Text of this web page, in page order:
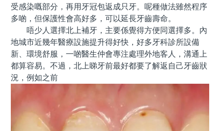
受感染嘅部分，再用牙冠包返成只牙。呢種做法雖然程序
多啲，但保護性會高好多，可以延長牙齒壽命。
唔少人選擇北上補牙，主要係覺得方便同選擇多。內
地城市近幾年醫療設施提升得好快，好多牙科診所設備
新、環境舒服，一啲醫生仲會專注處理外地客人，溝通上
都算容易。不過，北上睇牙前最好都要了解返自己牙齒狀
況，例如之前